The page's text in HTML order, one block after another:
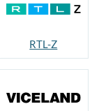
RTL-Z